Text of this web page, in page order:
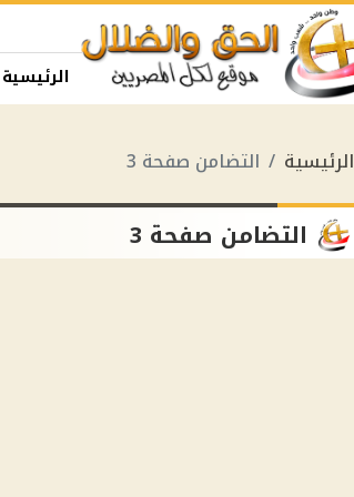
الرئيسية
الرئيسية التضامن صفحة 3
التضامن صفحة 3